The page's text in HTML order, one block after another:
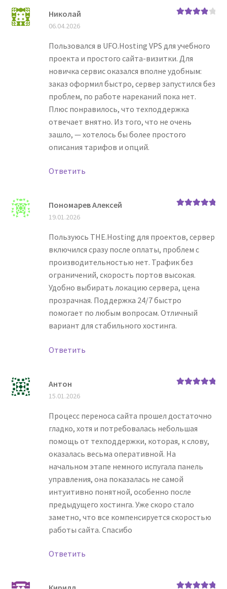
Николай
06.04.2026
Пользовался в UFO.Hosting VPS для учебного
проекта и простого сайта-визитки. Для
новичка сервис оказался вполне удобным:
заказ оформил быстро, сервер запустился без
проблем, по работе нареканий пока нет.
Плюс понравилось, что техподдержка
отвечает внятно. Из того, что не очень
зашло, — хотелось бы более простого
описания тарифов и опций.
Ответить
Пономарев Алексей
19.01.2026
Пользуюсь THE.Hosting для проектов, сервер
включился сразу после оплаты, проблем с
производительностью нет. Трафик без
ограничений, скорость портов высокая.
Удобно выбирать локацию сервера, цена
прозрачная. Поддержка 24/7 быстро
помогает по любым вопросам. Отличный
вариант для стабильного хостинга.
Ответить
Антон
15.01.2026
Процесс переноса сайта прошел достаточно
гладко, хотя и потребовалась небольшая
помощь от техподдержки, которая, к слову,
оказалась весьма оперативной. На
начальном этапе немного испугала панель
управления, она показалась не самой
интуитивно понятной, особенно после
предыдущего хостинга. Уже скоро стало
заметно, что все компенсируется скоростью
работы сайта. Спасибо
Ответить